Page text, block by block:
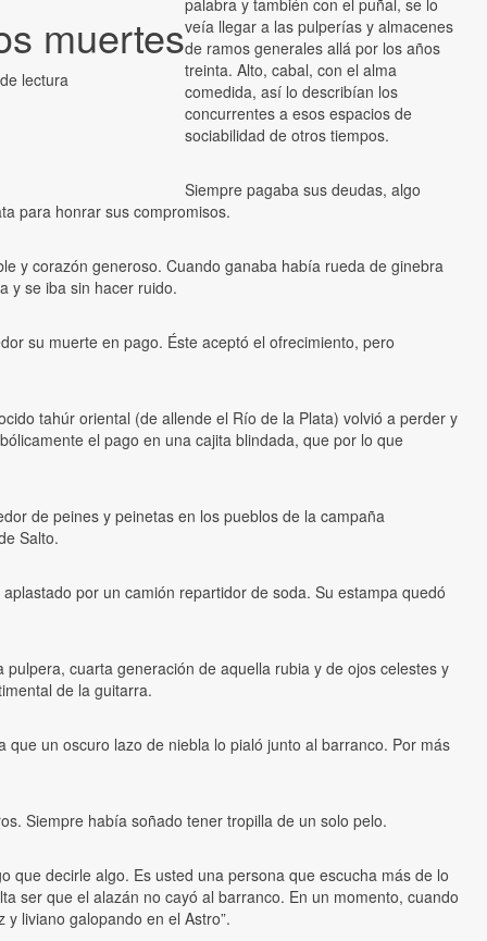
muertes
lectura
palabra y también con el puñal, se lo
veía llegar a las pulperías y almacenes
de ramos generales allá por los años
treinta. Alto, cabal, con el alma
comedida, así lo describían los
concurrentes a esos espacios de
sociabilidad de otros tiempos.
Siempre pagaba sus deudas, algo
para honrar sus compromisos.
y corazón generoso. Cuando ganaba había rueda de ginebra
y se iba sin hacer ruido.
su muerte en pago. Éste aceptó el ofrecimiento, pero
tahúr oriental (de allende el Río de la Plata) volvió a perder y
el pago en una cajita blindada, que por lo que
de peines y peinetas en los pueblos de la campaña
Salto.
por un camión repartidor de soda. Su estampa quedó
cuarta generación de aquella rubia y de ojos celestes y
de la guitarra.
un oscuro lazo de niebla lo pialó junto al barranco. Por más
Siempre había soñado tener tropilla de un solo pelo.
que decirle algo. Es usted una persona que escucha más de lo
ser que el alazán no cayó al barranco. En un momento, cuando
liviano galopando en el Astro”.